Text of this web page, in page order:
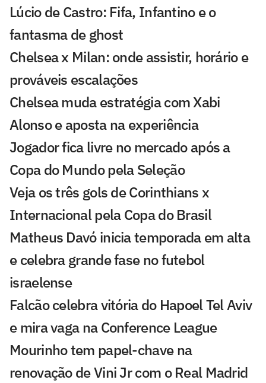
Lúcio de Castro: Fifa, Infantino e o
fantasma de ghost
Chelsea x Milan: onde assistir, horário e
prováveis escalações
Chelsea muda estratégia com Xabi
Alonso e aposta na experiência
Jogador fica livre no mercado após a
Copa do Mundo pela Seleção
Veja os três gols de Corinthians x
Internacional pela Copa do Brasil
Matheus Davó inicia temporada em alta
e celebra grande fase no futebol
israelense
Falcão celebra vitória do Hapoel Tel Aviv
e mira vaga na Conference League
Mourinho tem papel-chave na
renovação de Vini Jr com o Real Madrid